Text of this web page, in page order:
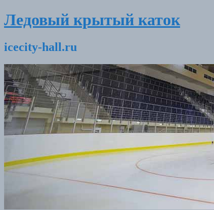
Ледовый крытый каток
icecity-hall.ru